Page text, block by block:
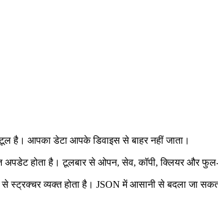
है। आपका डेटा आपके डिवाइस से बाहर नहीं जाता।
अपडेट होता है। टूलबार से ओपन, सेव, कॉपी, क्लियर और
स्ट्रक्चर व्यक्त होता है। JSON में आसानी से बदला जा